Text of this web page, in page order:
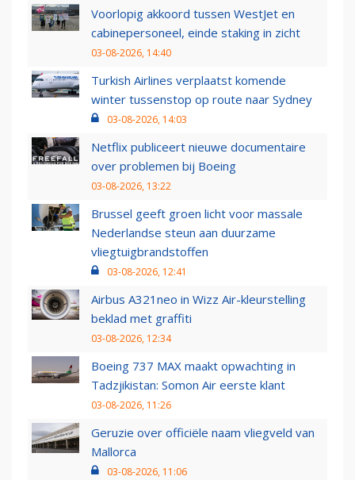
Voorlopig akkoord tussen WestJet en
cabinepersoneel, einde staking in zicht
03-08-2026, 14:40
Turkish Airlines verplaatst komende
winter tussenstop op route naar Sydney
03-08-2026, 14:03
Netflix publiceert nieuwe documentaire
over problemen bij Boeing
03-08-2026, 13:22
Brussel geeft groen licht voor massale
Nederlandse steun aan duurzame
vliegtuigbrandstoffen
03-08-2026, 12:41
Airbus A321neo in Wizz Air-kleurstelling
beklad met graffiti
03-08-2026, 12:34
Boeing 737 MAX maakt opwachting in
Tadzjikistan: Somon Air eerste klant
03-08-2026, 11:26
Geruzie over officiële naam vliegveld van
Mallorca
03-08-2026, 11:06